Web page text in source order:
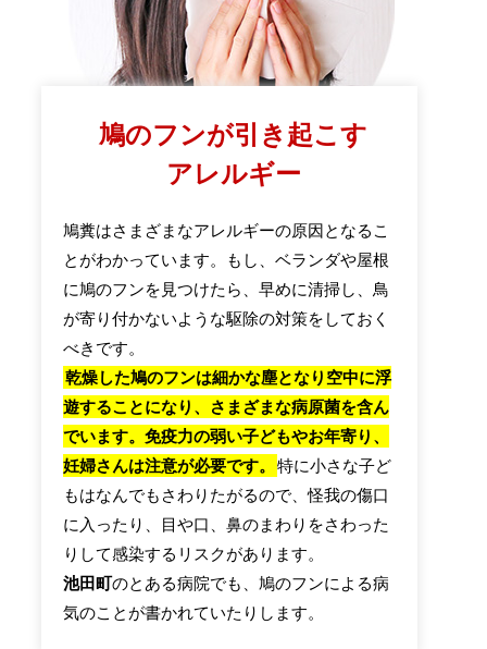
鳩のフンが引き起こす
アレルギー
鳩糞はさまざまなアレルギーの原因となるこ
とがわかっています。もし、ベランダや屋根
に鳩のフンを見つけたら、早めに清掃し、鳥
が寄り付かないような駆除の対策をしておく
べきです。
乾燥した鳩のフンは細かな塵となり空中に浮
遊することになり、さまざまな病原菌を含ん
でいます。免疫力の弱い子どもやお年寄り、
妊婦さんは注意が必要です。
特に小さな子ど
もはなんでもさわりたがるので、怪我の傷口
に入ったり、目や口、鼻のまわりをさわった
りして感染するリスクがあります。
池田町のとある病院でも、鳩のフンによる病
気のことが書かれていたりします。